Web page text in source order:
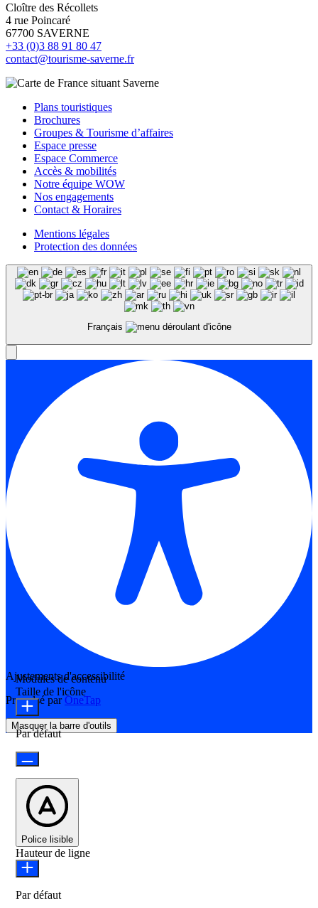
Cloître des Récollets
4 rue Poincaré
67700 SAVERNE
+33 (0)3 88 91 80 47
contact@tourisme-saverne.fr
Plans touristiques
Brochures
Groupes & Tourisme d’affaires
Espace presse
Espace Commerce
Accès & mobilités
Notre équipe WOW
Nos engagements
Contact & Horaires
Mentions légales
Protection des données
Français
Ajustements d'accessibilité
Propulsé parOneTap
Masquer la barre d'outils
Modules de contenu
Taille de l'icône
Par défaut
Police lisible
Hauteur de ligne
Par défaut